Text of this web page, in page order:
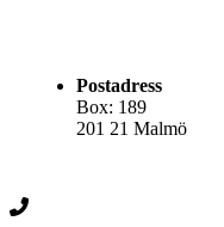
Postadress
Box: 189
201 21 Malmö